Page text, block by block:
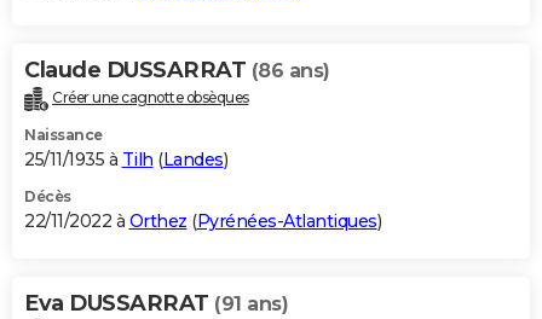
Claude DUSSARRAT (86 ans)
Créer une cagnotte obsèques
Naissance
25/11/1935 à Tilh (Landes)
Décès
22/11/2022 à Orthez (Pyrénées-Atlantiques)
Eva DUSSARRAT (91 ans)